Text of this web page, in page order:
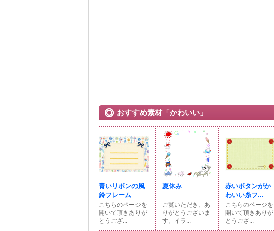
おすすめ素材「かわいい」
青いリボンの風
鈴フレーム
こちらのページを
開いて頂きありが
とうござ...
夏休み
ご覧いただき、あ
りがとうございま
す。イラ...
赤いボタンがか
わいい糸フ...
こちらのページを
開いて頂きありが
とうござ...